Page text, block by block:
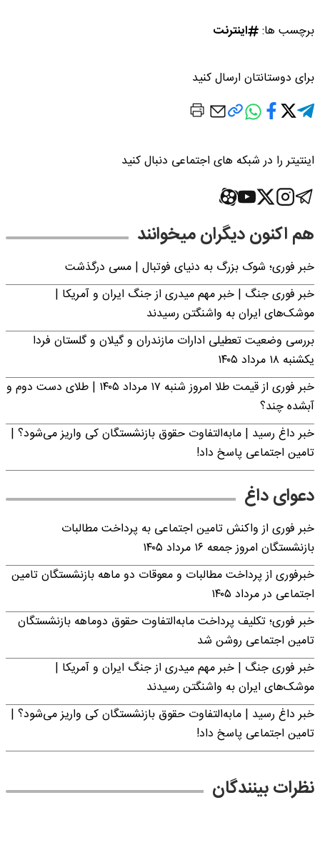
برچسب ها: اینترنت
برای دوستانتان ارسال کنید
اینتیتر را در شبکه های اجتماعی دنبال کنید
هم اکنون دیگران میخوانند
خبر فوری؛‌ شوک بزرگ به دنیای فوتبال | مسی درگذشت
خبر فوری جنگ | خبر مهم میدری از جنگ ایران و آمریکا |
موشک‌های ایران به واشنگتن رسیدند
بررسی وضعیت تعطیلی ادارات مازندران و گیلان و گلستان فردا
یکشنبه ۱۸ مرداد ۱۴۰۵
خبر فوری از قیمت طلا امروز شنبه ۱۷ مرداد ۱۴۰۵ | طلای دست دوم و
آبشده چند؟
خبر داغ رسید | مابه‌التفاوت حقوق بازنشستگان کی واریز می‌شود؟ |
تامین اجتماعی پاسخ داد!
دعوای داغ
خبر فوری از واکنش تامین اجتماعی به پرداخت مطالبات
بازنشستگان امروز جمعه ۱۶ مرداد ۱۴۰۵
خبرفوری از پرداخت مطالبات و معوقات دو ماهه بازنشستگان تامین
اجتماعی در مرداد ۱۴۰۵
خبر فوری؛ تکلیف پرداخت مابه‌التفاوت حقوق دوماهه بازنشستگان
تامین اجتماعی روشن شد
خبر فوری جنگ | خبر مهم میدری از جنگ ایران و آمریکا |
موشک‌های ایران به واشنگتن رسیدند
خبر داغ رسید | مابه‌التفاوت حقوق بازنشستگان کی واریز می‌شود؟ |
تامین اجتماعی پاسخ داد!
نظرات بینندگان